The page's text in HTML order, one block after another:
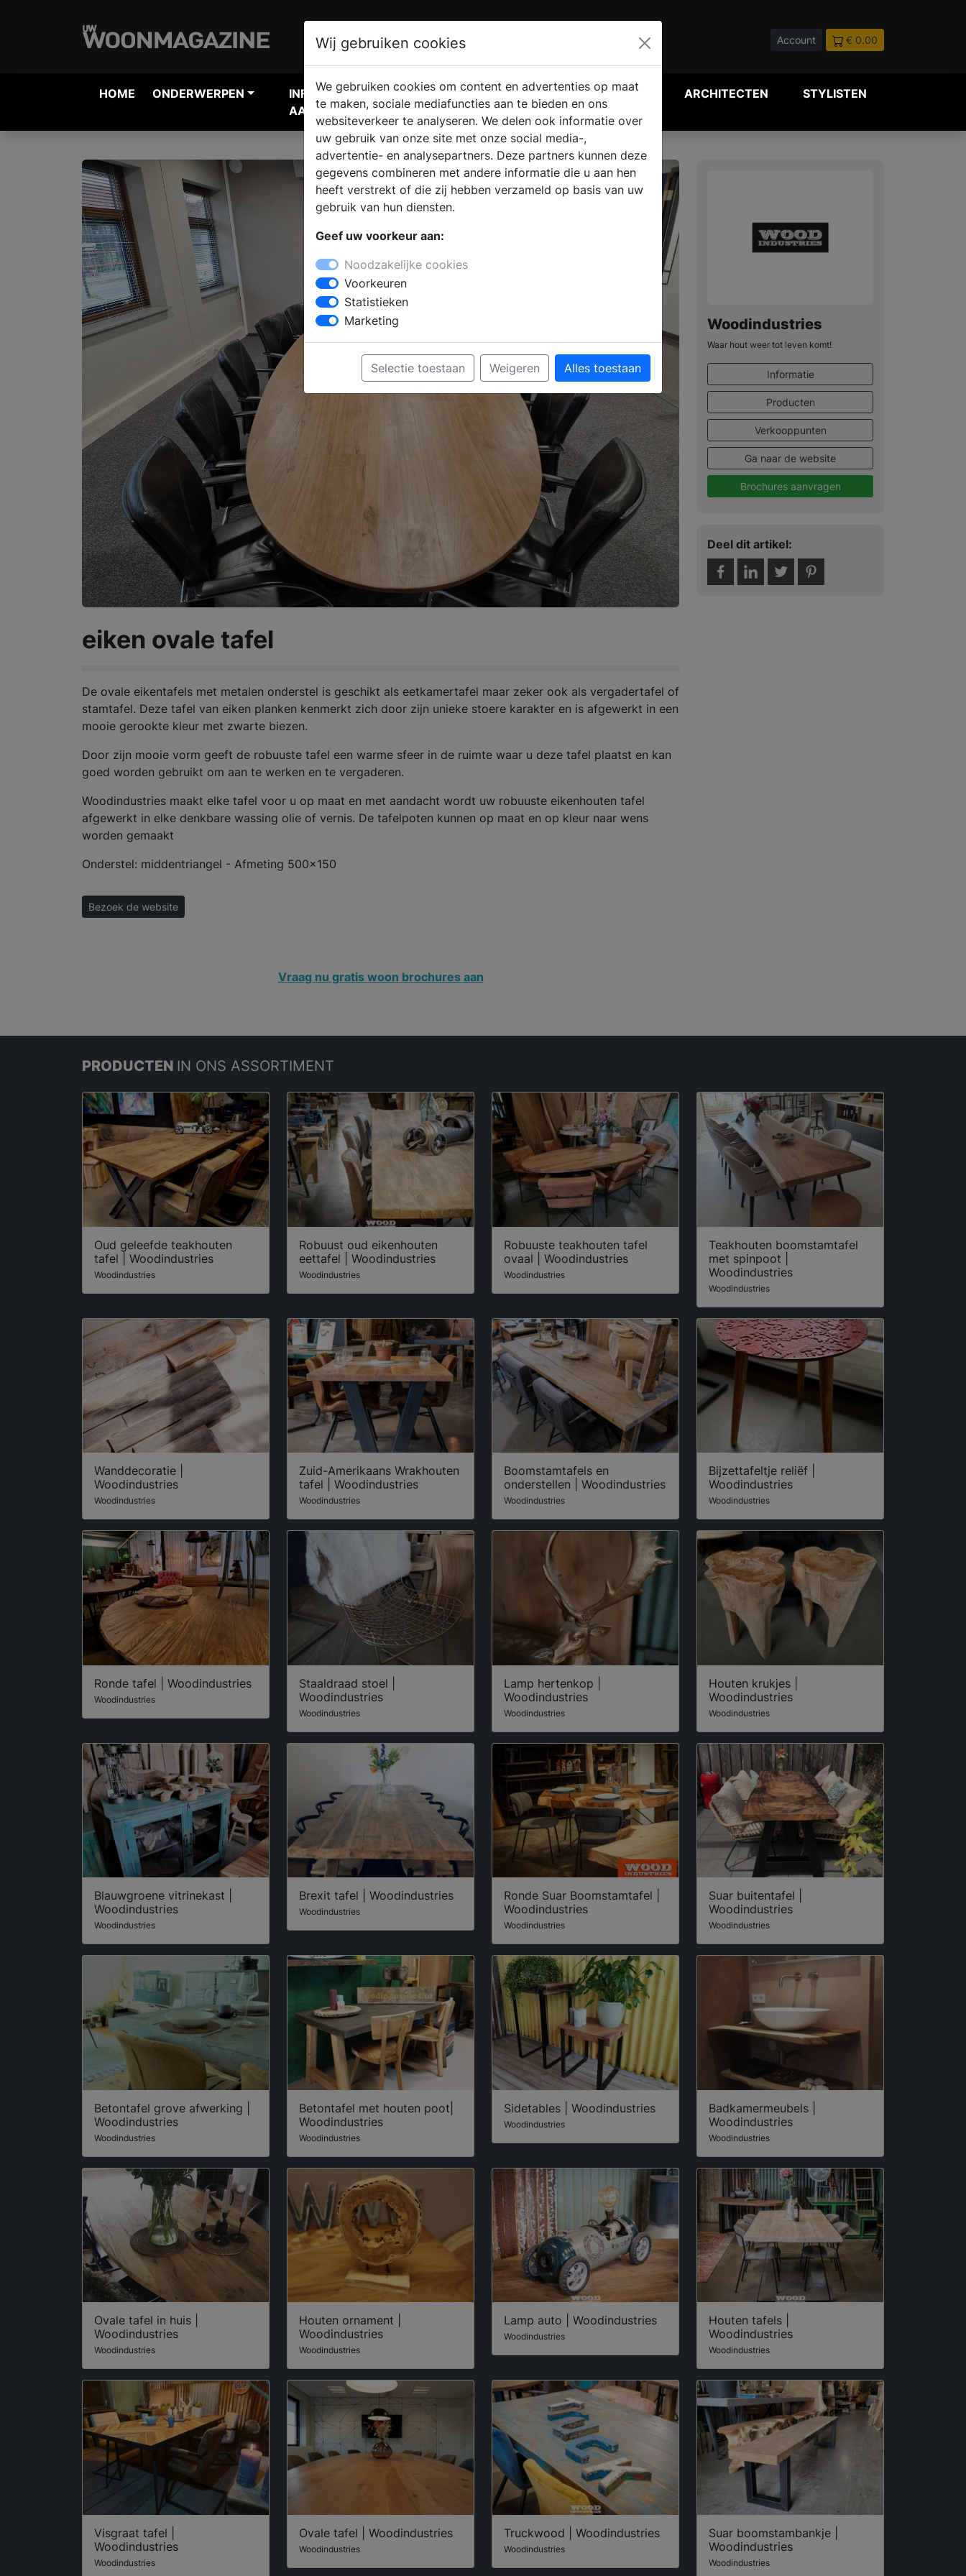
Account € 0.00
HOME ONDERWERPEN
INFORMATIE
AANVRAGEN
VERKOOPLOCATIE
VINDEN
WEBSHOP ARCHITECTEN STYLISTEN
eiken ovale tafel
De ovale eikentafels met metalen onderstel is geschikt als eetkamertafel maar zeker ook als vergadertafel of
stamtafel. Deze tafel van eiken planken kenmerkt zich door zijn unieke stoere karakter en is afgewerkt in een
mooie gerookte kleur met zwarte biezen.
Door zijn mooie vorm geeft de robuuste tafel een warme sfeer in de ruimte waar u deze tafel plaatst en kan
goed worden gebruikt om aan te werken en te vergaderen.
Woodindustries maakt elke tafel voor u op maat en met aandacht wordt uw robuuste eikenhouten tafel
afgewerkt in elke denkbare wassing olie of vernis. De tafelpoten kunnen op maat en op kleur naar wens
worden gemaakt
Onderstel: middentriangel - Afmeting 500x150
Bezoek de website
Vraag nu gratis woon brochures aan
Woodindustries
Waar hout weer tot leven komt!
Informatie
Producten
Verkooppunten
Ga naar de website
Brochures aanvragen
Deel dit artikel:
PRODUCTEN IN ONS ASSORTIMENT
Oud geleefde teakhouten
tafel | Woodindustries
Woodindustries
Robuust oud eikenhouten
eettafel | Woodindustries
Woodindustries
Robuuste teakhouten tafel
ovaal | Woodindustries
Woodindustries
Teakhouten boomstamtafel
met spinpoot |
Woodindustries
Woodindustries
Wanddecoratie |
Woodindustries
Woodindustries
Zuid-Amerikaans Wrakhouten
tafel | Woodindustries
Woodindustries
Boomstamtafels en
onderstellen | Woodindustries
Woodindustries
Bijzettafeltje reliëf |
Woodindustries
Woodindustries
Ronde tafel | Woodindustries
Woodindustries
Staaldraad stoel |
Woodindustries
Woodindustries
Lamp hertenkop |
Woodindustries
Woodindustries
Houten krukjes |
Woodindustries
Woodindustries
Blauwgroene vitrinekast |
Woodindustries
Woodindustries
Brexit tafel | Woodindustries
Woodindustries
Ronde Suar Boomstamtafel |
Woodindustries
Woodindustries
Suar buitentafel |
Woodindustries
Woodindustries
Betontafel grove afwerking |
Woodindustries
Woodindustries
Betontafel met houten poot|
Woodindustries
Woodindustries
Sidetables | Woodindustries
Woodindustries
Badkamermeubels |
Woodindustries
Woodindustries
Ovale tafel in huis |
Woodindustries
Woodindustries
Houten ornament |
Woodindustries
Woodindustries
Lamp auto | Woodindustries
Woodindustries
Houten tafels |
Woodindustries
Woodindustries
Visgraat tafel |
Woodindustries
Woodindustries
Ovale tafel | Woodindustries
Woodindustries
Truckwood | Woodindustries
Woodindustries
Suar boomstambankje |
Woodindustries
Woodindustries
Wij gebruiken cookies
We gebruiken cookies om content en advertenties op maat
te maken, sociale mediafuncties aan te bieden en ons
websiteverkeer te analyseren. We delen ook informatie over
uw gebruik van onze site met onze social media-,
advertentie- en analysepartners. Deze partners kunnen deze
gegevens combineren met andere informatie die u aan hen
heeft verstrekt of die zij hebben verzameld op basis van uw
gebruik van hun diensten.
Geef uw voorkeur aan:
Noodzakelijke cookies
Voorkeuren
Statistieken
Marketing
Selectie toestaan Weigeren Alles toestaan